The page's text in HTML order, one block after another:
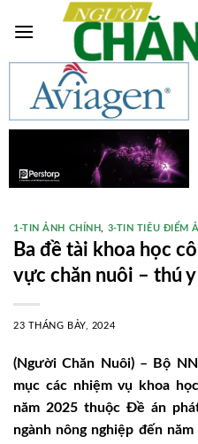
1-TIN ẢNH CHÍNH 3-TIN TIÊU ĐIỂM
Ba đề tài khoa học
vực chăn nuôi – thú
23 THÁNG BẢY, 2024
(Người Chăn Nuôi) – Bộ
mục các nhiệm vụ khoa
năm 2025 thuộc Đề án
ngành nông nghiệp đến